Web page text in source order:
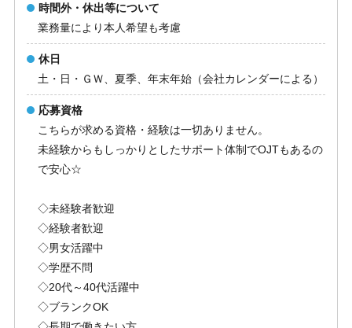
時間外・休出等について
業務量により本人希望も考慮
休日
土・日・ＧＷ、夏季、年末年始（会社カレンダーによる）
応募資格
こちらが求める資格・経験は一切ありません。
未経験からもしっかりとしたサポート体制でOJTもあるの
で安心☆
◇未経験者歓迎
◇経験者歓迎
◇男女活躍中
◇学歴不問
◇20代～40代活躍中
◇ブランクOK